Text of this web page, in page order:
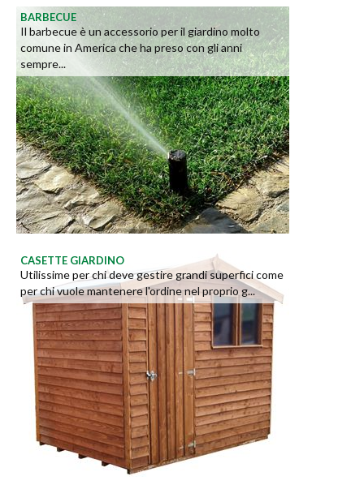
BARBECUE
Il barbecue è un accessorio per il giardino molto
comune in America che ha preso con gli anni
sempre...
CASETTE GIARDINO
Utilissime per chi deve gestire grandi superfici come
per chi vuole mantenere l'ordine nel proprio g...